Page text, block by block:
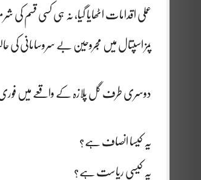
عملی اقدامات اٹھایا گیا، نہ ہی کسی قسم کی
پمز اسپتال میں مجروحین بے سروسامانی کی
دوسری طرف گل پلازہ کے واقعے میں
یہ کیسا انصاف ہے؟
یہ کیسی ریاست ہے؟